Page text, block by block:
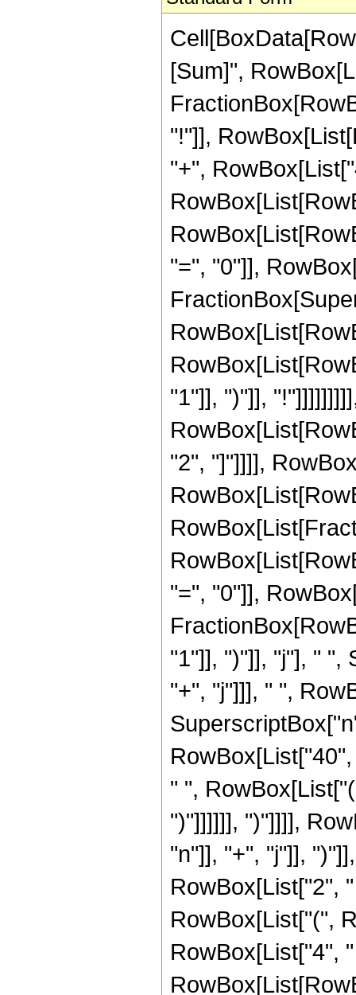
[Sum]",
"!"]],
"+",
"=", "0"]],
"1"]], ")"]],
"2", "]"]]]],
"=", "0"]],
"1"]], ")"]], "j"], " ",
"+", "j"]]], " ",
" ",
")"]]]]]], ")"]]]],
"n"]], "+", "j"]],
RowBox[List["2",
RowBox[List["(",
RowBox[List["4",